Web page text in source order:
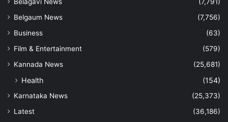
Belgaum News
(7,756)
Business
(63)
Film & Entertainment
(579)
Kannada News
(25,681)
Health (154)
Karnataka News
(25,373)
Latest
(36,186)